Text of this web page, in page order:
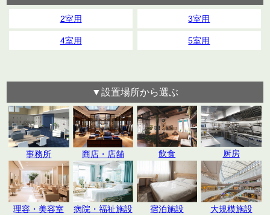
2室用 3室用
4室用 5室用
▼設置場所から選ぶ
事務所 商店・店舗 飲食 厨房
理容・美容室 病院・福祉施設 宿泊施設 大規模施設